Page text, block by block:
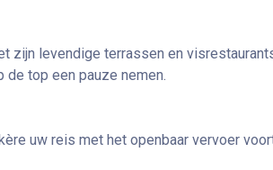
zijn levendige terrassen en
top een pauze nemen.
uw reis met het openbaar vervoer